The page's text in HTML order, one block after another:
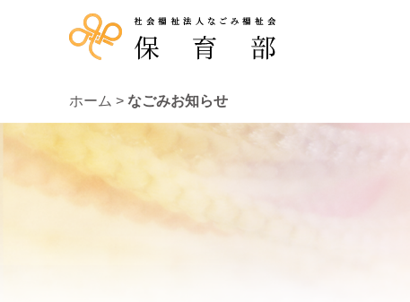
ホーム > なごみお知らせ